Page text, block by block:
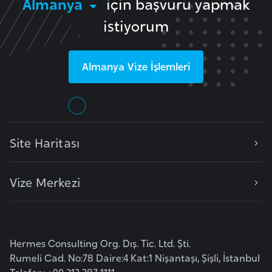
istiyorum
Almanya Vize İşlemleri
Site Haritası
Vize Merkezi
Hermes Consulting Org. Dış. Tic. Ltd. Şti.
Rumeli Cad. No:78 Daire:4 Kat:1 Nişantaşı, Şişli, İstanbul
r
e
y
C